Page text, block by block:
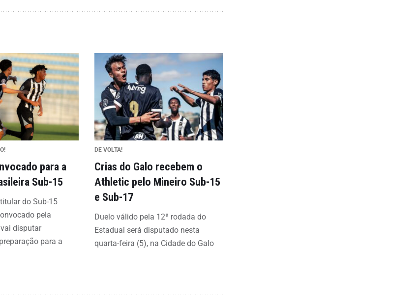
para a
Sub-15
do Sub-15
pela
disputar
para a
DE VOLTA!
Crias do Galo recebem o
Athletic pelo Mineiro Sub-15
e Sub-17
Duelo válido pela 12ª rodada do
Estadual será disputado nesta
quarta-feira (5), na Cidade do Galo